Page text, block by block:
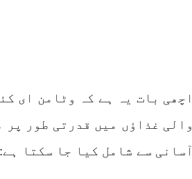
اچھی بات یہ ہے کہ وٹامن ای
والی غذاؤں میں قدرتی طور
آسانی سے شامل کیا جا سکتا ہے: